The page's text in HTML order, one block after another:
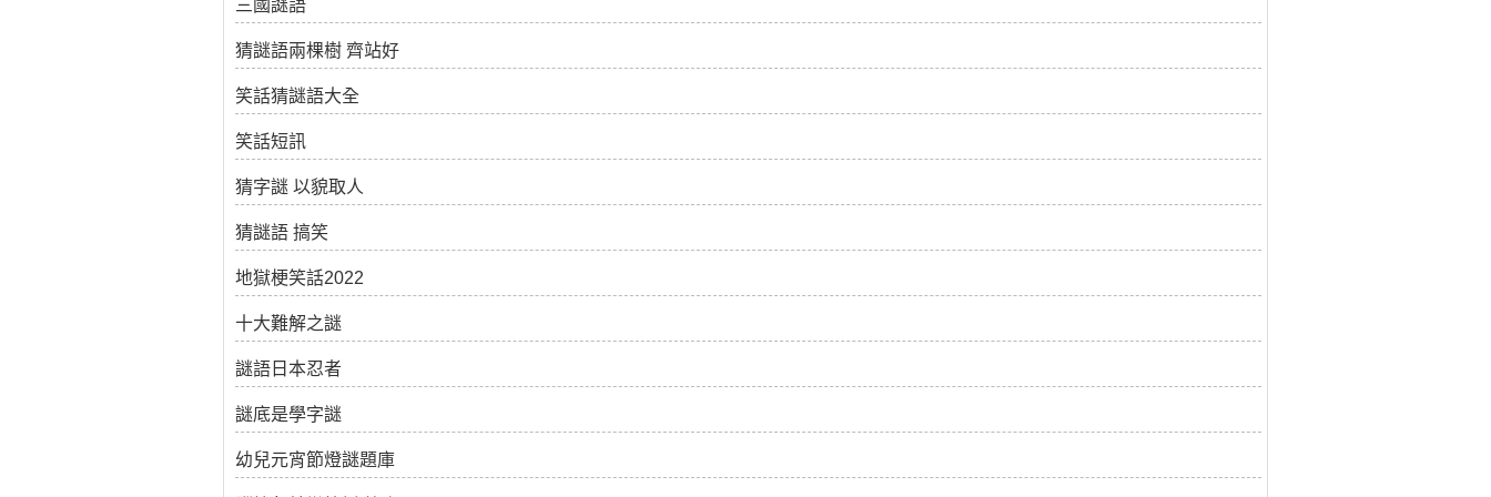
三國謎語
猜謎語兩棵樹 齊站好
笑話猜謎語大全
笑話短訊
猜字謎 以貌取人
猜謎語 搞笑
地獄梗笑話2022
十大難解之謎
謎語日本忍者
謎底是學字謎
幼兒元宵節燈謎題庫